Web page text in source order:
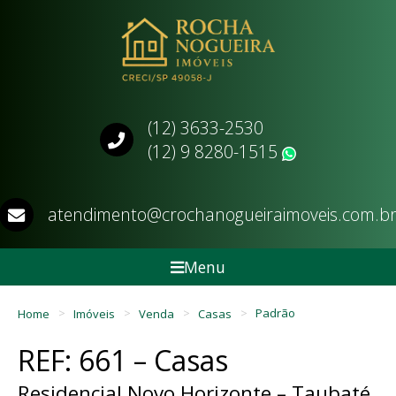
(12) 3633-2530
(12) 9 8280-1515
atendimento@crochanogueiraimoveis.com.br
Menu
Home Imóveis Venda Casas Padrão
REF: 661 – Casas